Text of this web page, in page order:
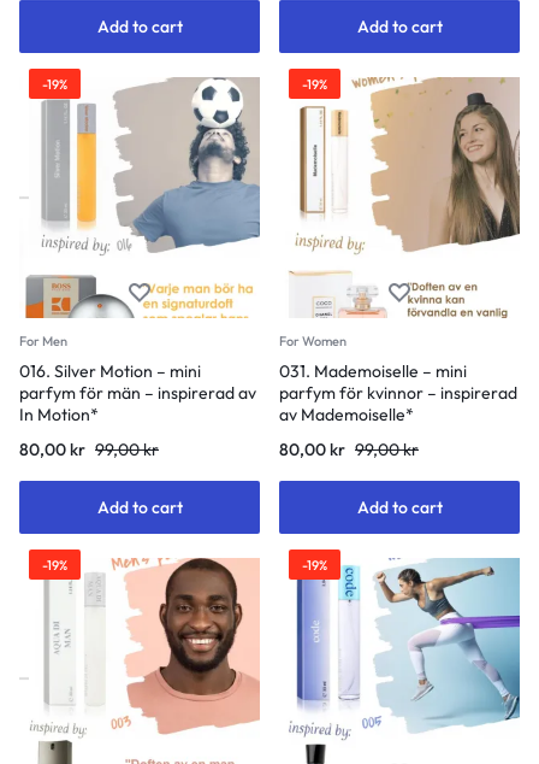
Add to cart Add to cart
-19%
For Men
016. Silver Motion – mini
parfym för män – inspirerad av
In Motion*
80,00kr 99,00kr
Add to cart
-19%
For Women
031. Mademoiselle – mini
parfym för kvinnor – inspirerad
av Mademoiselle*
80,00kr 99,00kr
Add to cart
-19% -19%